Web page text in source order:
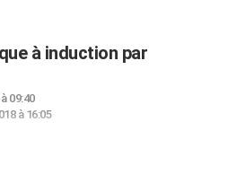
à induction par
09:40
à 16:05